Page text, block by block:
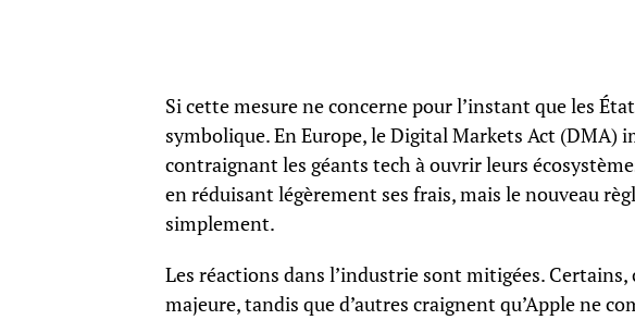
Si cette mesure ne concerne pour l’instant que les
symbolique. En Europe, le Digital Markets Act (DMA)
contraignant les géants tech à ouvrir leurs
en réduisant légèrement ses frais, mais le nouveau
simplement.
Les réactions dans l’industrie sont mitigées.
majeure, tandis que d’autres craignent qu’Apple ne